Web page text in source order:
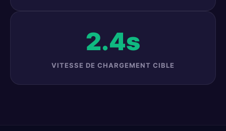
2.4s
VITESSE DE CHARGEMENT CIBLE